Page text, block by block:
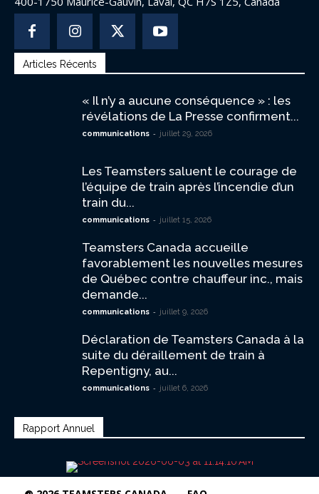
Articles Récents
« Il n’y a aucune conséquence » : les
révélations de La Presse confirment...
communications - juillet 29, 2026
Les Teamsters saluent le courage de
l’équipe de train après l’incendie d’un
train du...
communications - juillet 15, 2026
Teamsters Canada accueille
favorablement les nouvelles mesures
de Québec contre chauffeur inc., mais
demande...
communications - juillet 9, 2026
Déclaration de Teamsters Canada à la
suite du déraillement de train à
Repentigny, au...
communications - juillet 6, 2026
Rapport Annuel